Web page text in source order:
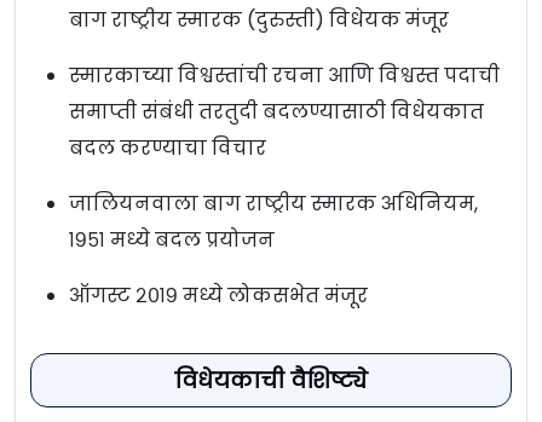
बाग राष्ट्रीय स्मारक (दुरुस्ती) विधेयक मंजूर
स्मारकाच्या विश्वस्तांची रचना आणि विश्वस्त पदाची
समाप्ती संबंधी तरतुदी बदलण्यासाठी विधेयकात
बदल करण्याचा विचार
जालियनवाला बाग राष्ट्रीय स्मारक अधिनियम,
१९५१ मध्ये बदल प्रयोजन
ऑगस्ट २०१९ मध्ये लोकसभेत मंजूर
विधेयकाची वैशिष्ट्ये